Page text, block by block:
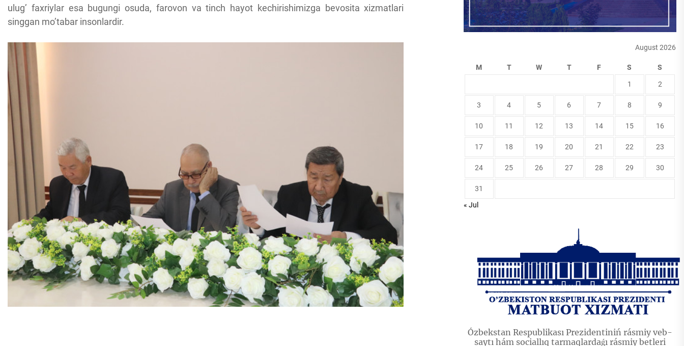
ulug’ faxriylar esa bugungi osuda, farovon va tinch hayot kechirishimizga bevosita xizmatlari
singgan mo’tabar insonlardir.
August 2026
M T W T F S S
1 2
3 4 5 6 7 8 9
10 11 12 13 14 15 16
17 18 19 20 21 22 23
24 25 26 27 28 29 30
31
« Jul
Ózbekstan Respublikası Prezidentiniń rásmiy veb-
saytı hám sociallıq tarmaqlardaǵı rásmiy betleri